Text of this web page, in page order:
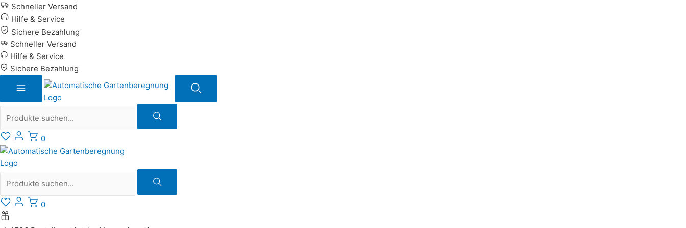
Zum
Inhalt
springen
Schneller Versand
Hilfe & Service
Sichere Bezahlung
Schneller Versand
Hilfe & Service
Sichere Bezahlung
Suche
0
Suche
0